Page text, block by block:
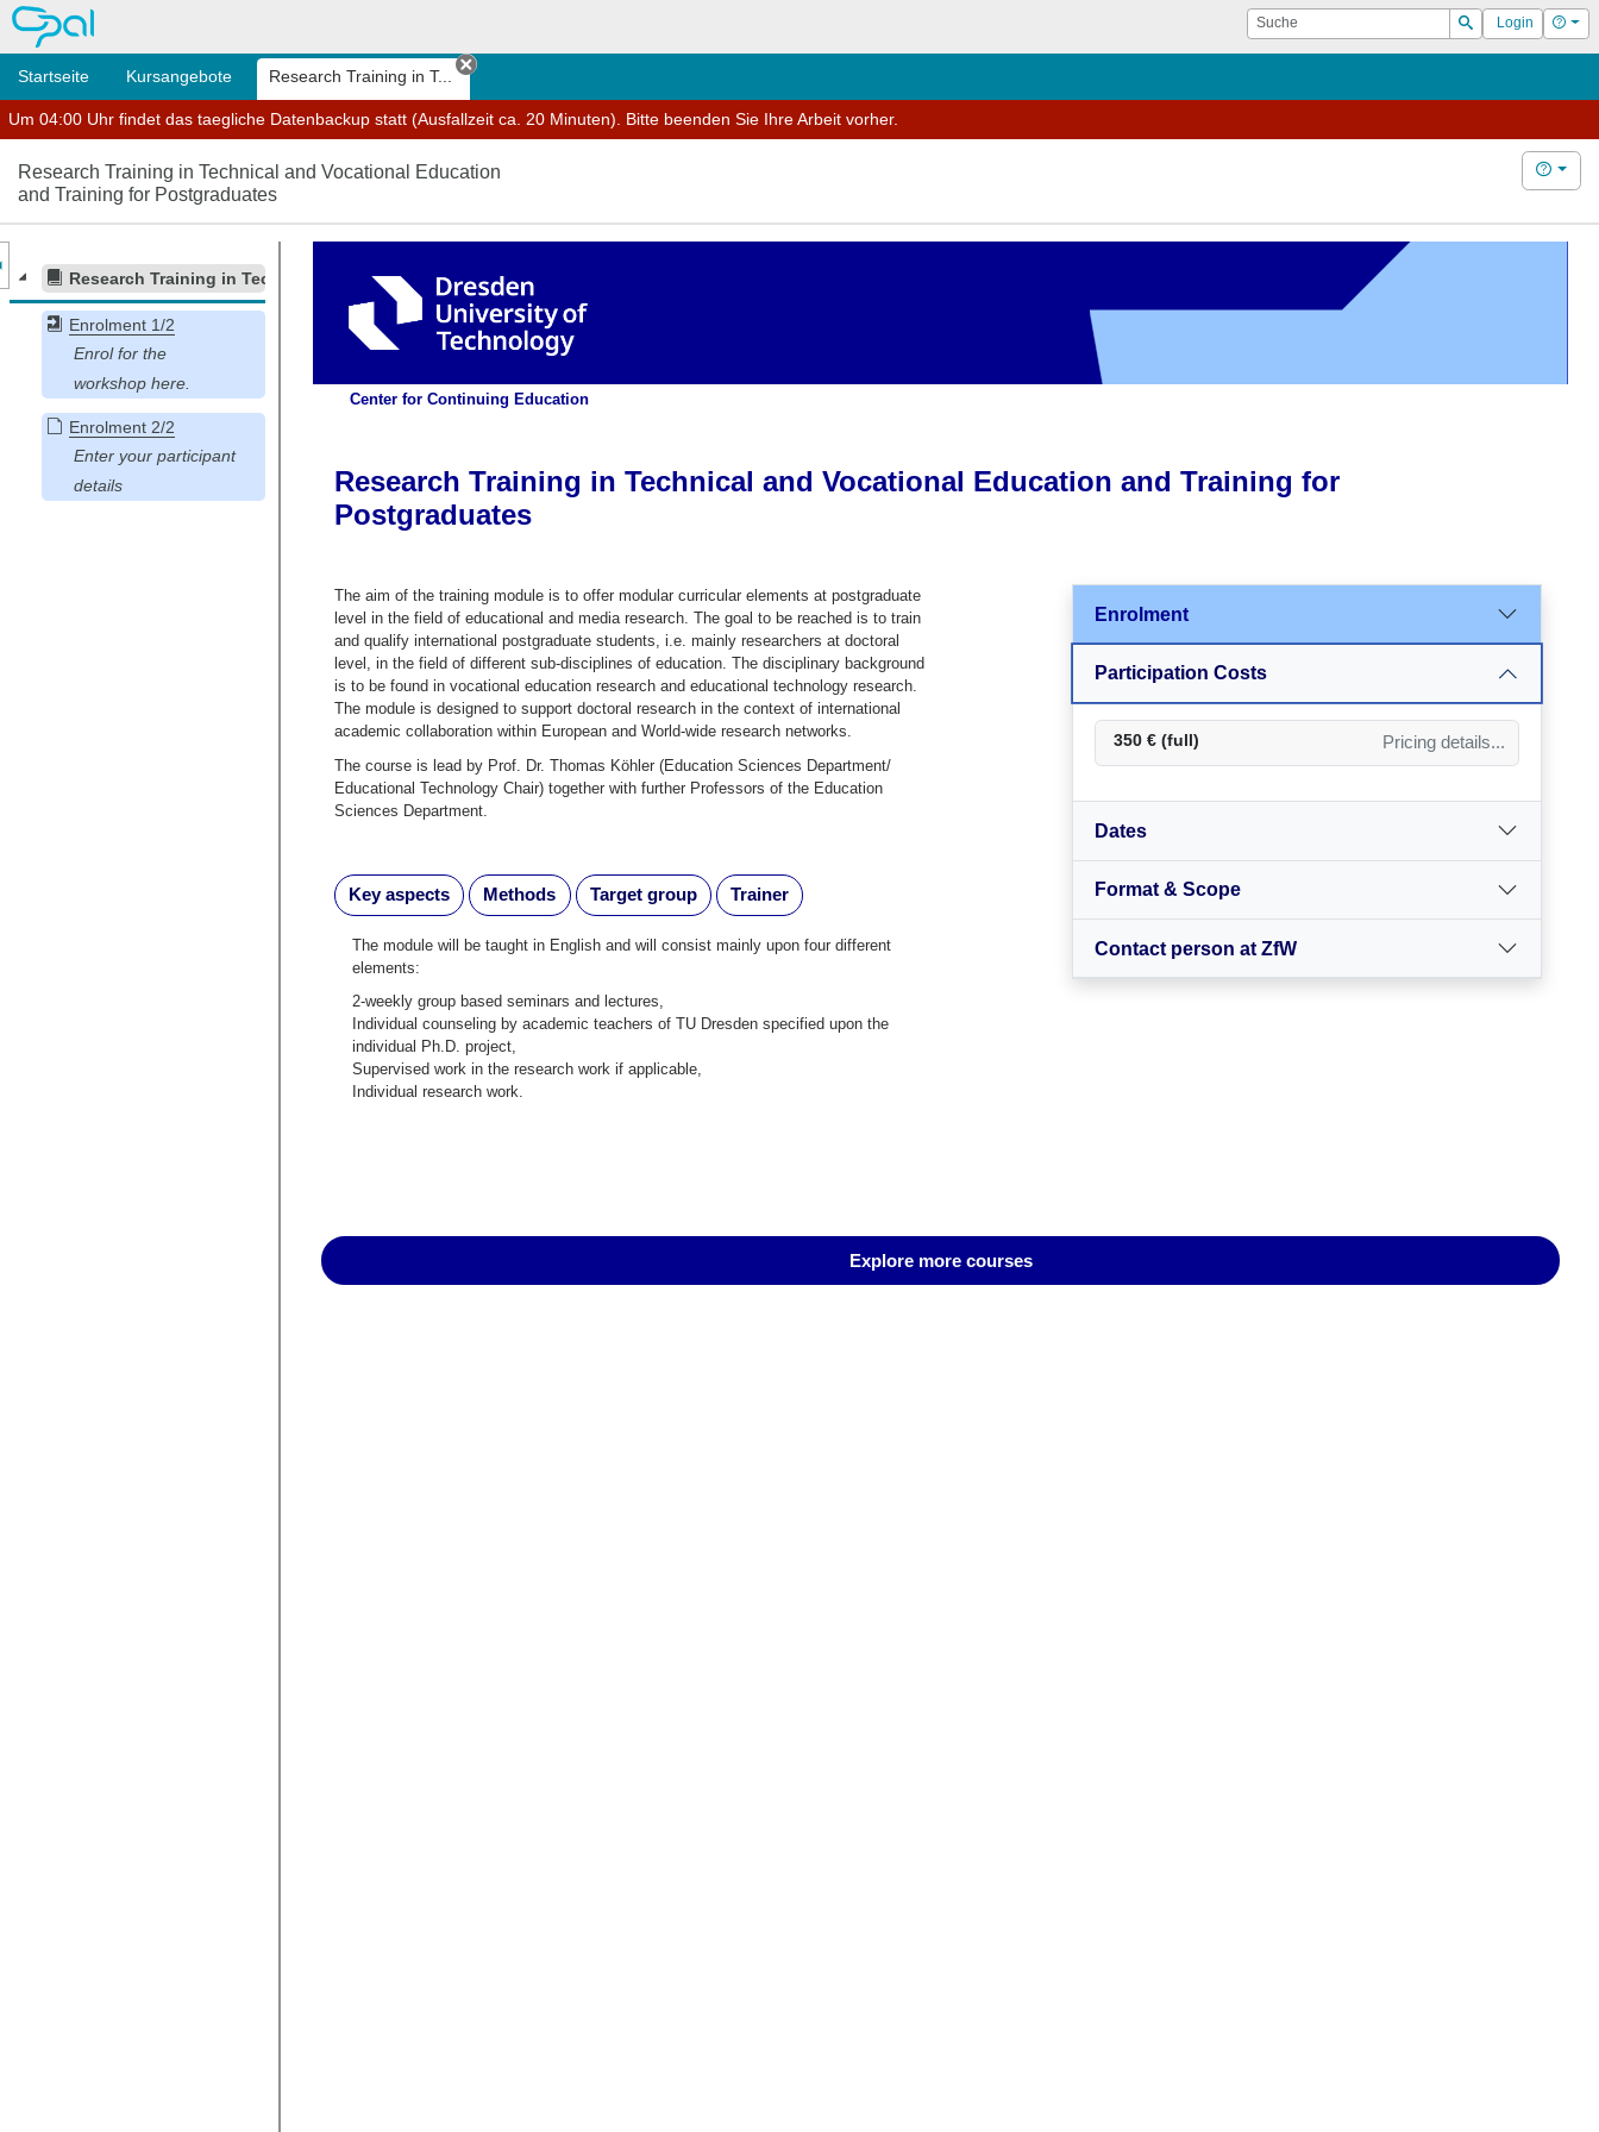
OPAL Suche
Suchen
Login Hilfe
Startseite Kursangebote Research Training in T...
Tab schließen
Um 04:00 Uhr findet das taegliche Datenbackup statt (Ausfallzeit ca. 20 Minuten). Bitte beenden Sie Ihre Arbeit vorher.
Research Training in Technical and Vocational Education
and Training for Postgraduates
Hilfe
Research Training in Technical and Vocational Education and Training for Postgraduates
Enrolment 1/2
Enrolment 2/2
des Kursmenüs